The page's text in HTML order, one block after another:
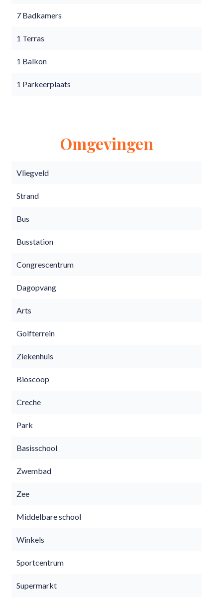
7 Badkamers
1 Terras
1 Balkon
1 Parkeerplaats
Omgevingen
Vliegveld
Strand
Bus
Busstation
Congrescentrum
Dagopvang
Arts
Golfterrein
Ziekenhuis
Bioscoop
Creche
Park
Basisschool
Zwembad
Zee
Middelbare school
Winkels
Sportcentrum
Supermarkt